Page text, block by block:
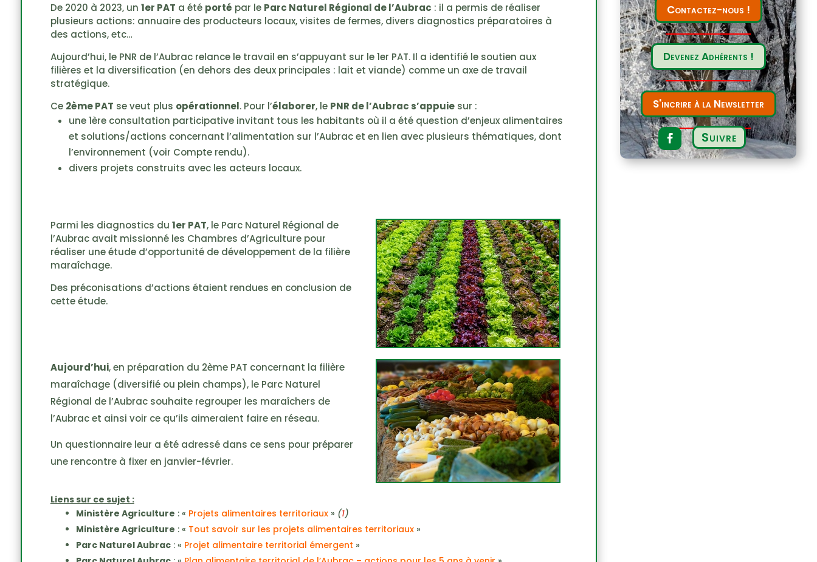
De 2020 à 2023, un 1er PAT a été porté par le Parc Naturel Régional de l’Aubrac : il a permis de réaliser
plusieurs actions: annuaire des producteurs locaux, visites de fermes, divers diagnostics préparatoires à
des actions, etc…
Aujourd’hui, le PNR de l’Aubrac relance le travail en s’appuyant sur le 1er PAT. Il a identifié le soutien aux
filières et la diversification (en dehors des deux principales : lait et viande) comme un axe de travail
stratégique.
Ce 2ème PAT se veut plus opérationnel. Pour l’élaborer, le PNR de l’Aubrac s’appuiesur :
une 1ère consultation participative invitant tous les habitants où il a été question d’enjeux alimentaires
et solutions/actions concernant l’alimentation sur l’Aubrac et en lien avec plusieurs thématiques, dont
l’environnement (voir Compte rendu).
divers projets construits avec les acteurs locaux.
Parmi les diagnostics du 1er PAT, le Parc Naturel Régional de
l’Aubrac avait missionné les Chambres d’Agriculture pour
réaliser une étude d’opportunité de développement de la filière
maraîchage.
Des préconisations d’actions étaient rendues en conclusion de
cette étude.
Aujourd’hui, en préparation du 2ème PAT concernant la filière
maraîchage (diversifié ou plein champs), le Parc Naturel
Régional de l’Aubrac souhaite regrouper les maraîchers de
l’Aubrac et ainsi voir ce qu’ils aimeraient faire en réseau.
Un questionnaire leur a été adressé dans ce sens pour préparer
une rencontre à fixer en janvier-février.
Liens sur ce sujet :
Ministère Agriculture : « Projets alimentaires territoriaux» (1)
Ministère Agriculture : « Tout savoir sur les projets alimentaires territoriaux»
Parc Naturel Aubrac: « Projet alimentaire territorial émergent »
Contactez-nous !
Devenez Adhérents !
S'incrire à la Newsletter
Suivre